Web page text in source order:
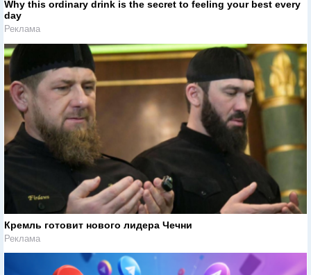
Why this ordinary drink is the secret to feeling your best every
day
Реклама
Кремль готовит нового лидера Чечни
Реклама